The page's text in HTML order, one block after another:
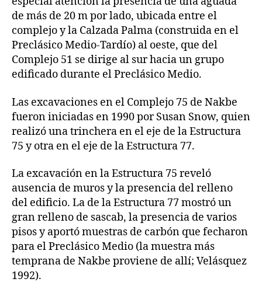
de más de 20 m por lado, ubicada entre el
complejo y la Calzada Palma (construida en el
Preclásico Medio-Tardío) al oeste, que del
Complejo 51 se dirige al sur hacia un grupo
edificado durante el Preclásico Medio.
Las excavaciones en el Complejo 75 de Nakbe
fueron iniciadas en 1990 por Susan Snow, quien
realizó una trinchera en el eje de la Estructura
75 y otra en el eje de la Estructura 77.
La excavación en la Estructura 75 reveló
ausencia de muros y la presencia del relleno
del edificio. La de la Estructura 77 mostró un
gran relleno de sascab, la presencia de varios
pisos y aportó muestras de carbón que fecharon
para el Preclásico Medio (la muestra más
temprana de Nakbe proviene de allí; Velásquez
1992).